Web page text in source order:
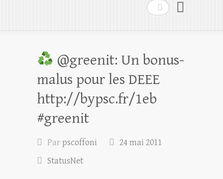
Rechercher
@greenit: Un bonus-
malus pour les DEEE
http://bypsc.fr/1eb
#greenit
Par pscoffoni
24 mai 2011
StatusNet